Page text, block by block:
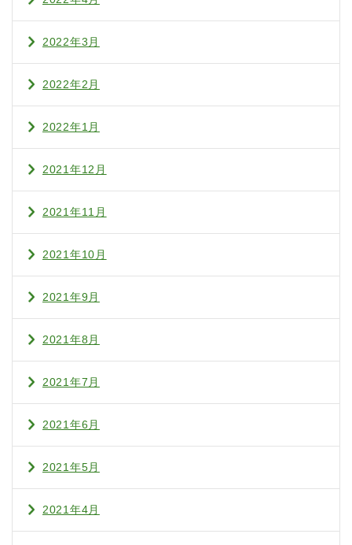
2022年3月
2022年2月
2022年1月
2021年12月
2021年11月
2021年10月
2021年9月
2021年8月
2021年7月
2021年6月
2021年5月
2021年4月